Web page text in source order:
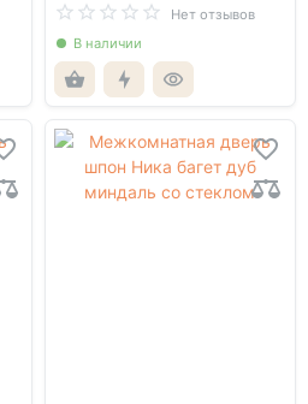
Нет отзывов
В наличии